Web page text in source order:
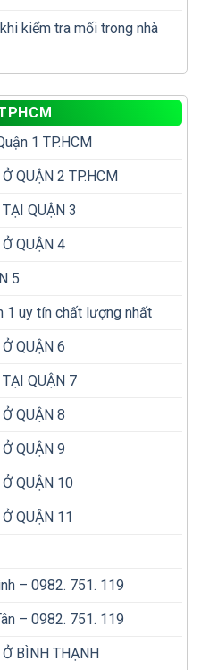
không
kiểm tra mối trong nhà
1 TP.HCM
QUẬN 2 TP.HCM
QUẬN 3
QUẬN 4
5
1 uy tín chất lượng nhất
QUẬN 6
QUẬN 7
QUẬN 8
QUẬN 9
QUẬN 10
QUẬN 11
– 0982. 751. 119
– 0982. 751. 119
BÌNH THẠNH